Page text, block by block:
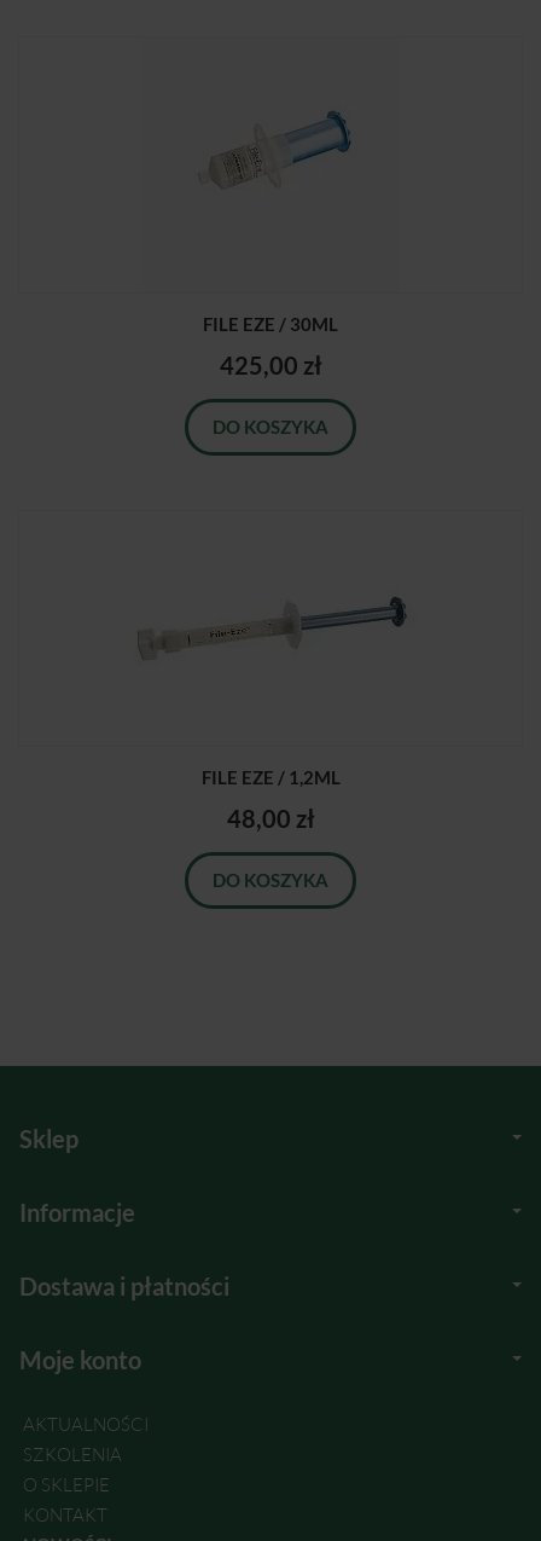
FILE EZE / 30ML
425,00 zł
DO KOSZYKA
FILE EZE / 1,2ML
48,00 zł
DO KOSZYKA
Sklep
Informacje
Dostawa i płatności
Moje konto
AKTUALNOŚCI
SZKOLENIA
O SKLEPIE
KONTAKT